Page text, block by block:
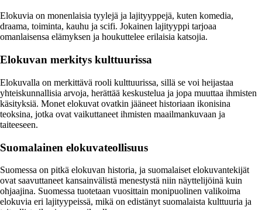
Elokuvia on monenlaisia tyylejä ja lajityyppejä, kuten komedia,
draama, toiminta, kauhu ja scifi. Jokainen lajityyppi tarjoaa
omanlaisensa elämyksen ja houkuttelee erilaisia katsojia.
Elokuvan merkitys kulttuurissa
Elokuvalla on merkittävä rooli kulttuurissa, sillä se voi heijastaa
yhteiskunnallisia arvoja, herättää keskustelua ja jopa muuttaa ihmisten
käsityksiä. Monet elokuvat ovatkin jääneet historiaan ikonisina
teoksina, jotka ovat vaikuttaneet ihmisten maailmankuvaan ja
taiteeseen.
Suomalainen elokuvateollisuus
Suomessa on pitkä elokuvan historia, ja suomalaiset elokuvantekijät
ovat saavuttaneet kansainvälistä menestystä niin näyttelijöinä kuin
ohjaajina. Suomessa tuotetaan vuosittain monipuolinen valikoima
elokuvia eri lajityypeissä, mikä on edistänyt suomalaista kulttuuria ja